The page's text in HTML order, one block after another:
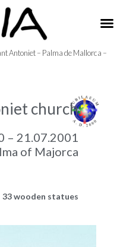
Antoniet – Palma de Mallorca –
church
– 21.07.2001
of Majorca
33 wooden statues